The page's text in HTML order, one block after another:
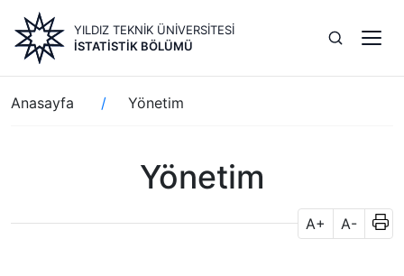
içeriğe
atla
YILDIZ TEKNİK ÜNİVERSİTESİ
İSTATISTIK BÖLÜMÜ
Sayfa
yolu
Anasayfa Yönetim
Yönetim
A+ A-